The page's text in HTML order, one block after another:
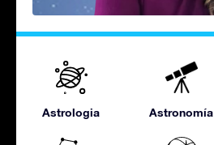
Astrologia Astronomía